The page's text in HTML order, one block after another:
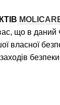
що в даний
власної